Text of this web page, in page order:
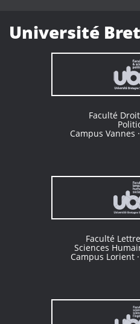
Université
Faculté
Campus Vannes
Faculté
Sciences
Campus Lorient ·